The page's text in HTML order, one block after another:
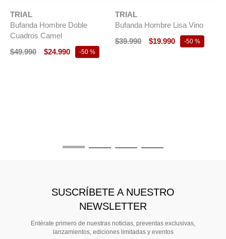
TRIAL
Bufanda Hombre Doble
Cuadros Camel
$49.990 $24.990 -50 %
TRIAL
Bufanda Hombre Lisa Vino
$39.990 $19.990 -50 %
SUSCRÍBETE A NUESTRO
NEWSLETTER
Entérate primero de nuestras noticias, preventas exclusivas,
lanzamientos, ediciones limitadas y eventos